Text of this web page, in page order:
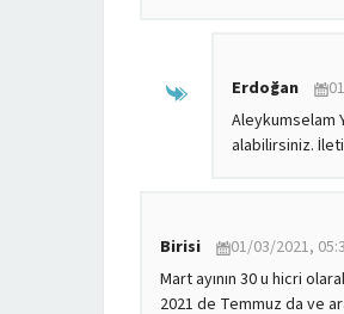
Erdoğan
Aleykumselam
alabilirsiniz.
Birisi
01/03/2021,
Mart ayının 30 u hicri
2021 de Temmuz da ve